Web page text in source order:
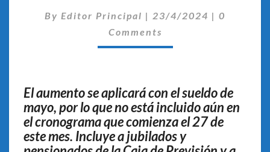
27%
PARA
By Editor Principal | 23/4/2024 | 0
Comments
El aumento se aplicará con el sueldo de
mayo, por lo que no está incluido aún en
el cronograma que comienza el 27 de
este mes. Incluye a jubilados y